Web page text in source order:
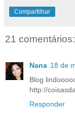
Compartilhar
21 comentários:
Nana 18 de
Blog
http://
Responder